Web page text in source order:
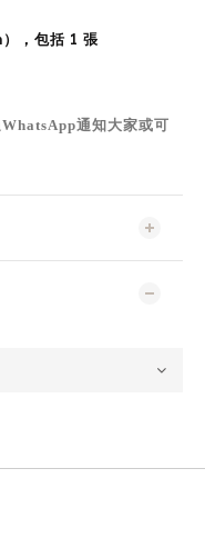
，包括 1 張
通知大家或可